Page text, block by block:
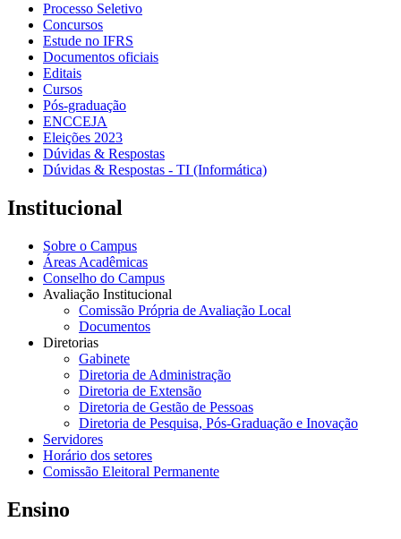
Processo Seletivo
Concursos
Estude no IFRS
Documentos oficiais
Editais
Cursos
Pós-graduação
ENCCEJA
Eleições 2023
Dúvidas & Respostas
Dúvidas & Respostas - TI (Informática)
Institucional
Sobre o Campus
Áreas Acadêmicas
Conselho do Campus
Avaliação Institucional
Comissão Própria de Avaliação Local
Documentos
Diretorias
Gabinete
Diretoria de Administração
Diretoria de Extensão
Diretoria de Gestão de Pessoas
Diretoria de Pesquisa, Pós-Graduação e Inovação
Servidores
Horário dos setores
Comissão Eleitoral Permanente
Ensino